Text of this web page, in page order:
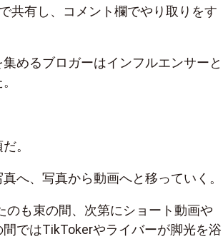
共有し、コメント欄でやり取りをす
めるブロガーはインフルエンサーと
。
へ、写真から動画へと移っていく。
のも束の間、次第にショート動画や
ではTikTokerやライバーが脚光を浴